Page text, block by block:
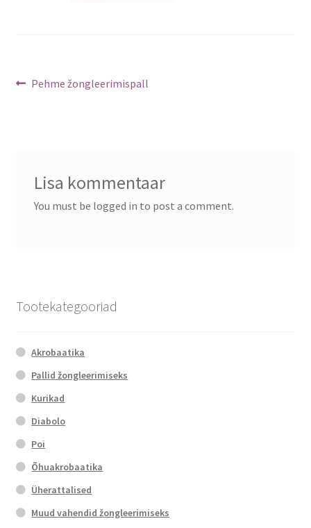
Navigeerimine
Previous
Pehme žongleerimispall
Lisa kommentaar
You must be logged in to post a comment.
Tootekategooriad
Akrobaatika
Pallid žongleerimiseks
Kurikad
Diabolo
Poi
Õhuakrobaatika
Üherattalised
Muud vahendid žongleerimiseks